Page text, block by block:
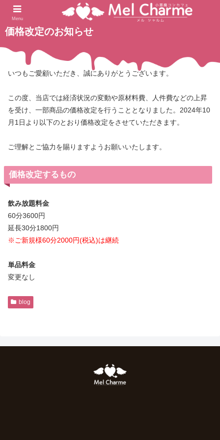
ホーム blog
価格改定のお知らせ
2024.09.28
いつもご愛顧いただき、誠にありがとうございます。
この度、当店では経済状況の変動や原材料費、人件費などの上昇
を受け、一部商品の価格改定を行うこととなりました。2024年10
月1日より以下のとおり価格改定をさせていただきます。
ご理解とご協力を賜りますようお願いいたします。
価格改定するもの
飲み放題料金
60分3600円
延長30分1800円
※ご新規様60分2000円(税込)は継続
単品料金
変更なし
blog
Menu